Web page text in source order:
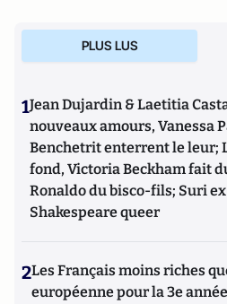
PLUS LUS
1Jean Dujardin & Laetitia
nouveaux amours, Vanessa
Benchetrit enterrent le leur;
fond, Victoria Beckham fait
Ronaldo du bisco-fils; Suri
Shakespeare queer
2Les Français moins riches
européenne pour la 3e